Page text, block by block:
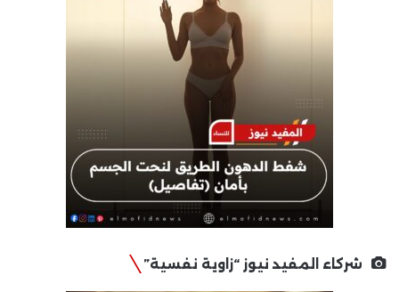
شركاء المفيد نيوز “زاوية نفسية”